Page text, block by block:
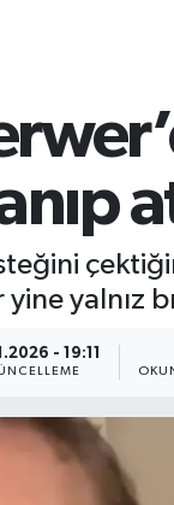
yalnız
- 19:11